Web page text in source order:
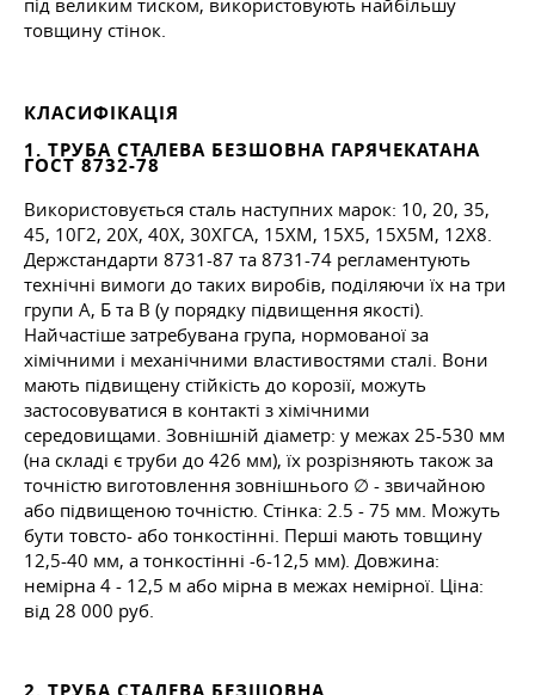
під великим тиском, використовують найбільшу
товщину стінок.
КЛАСИФІКАЦІЯ
1. ТРУБА СТАЛЕВА БЕЗШОВНА ГАРЯЧЕКАТАНА
ГОСТ 8732-78
Використовується сталь наступних марок: 10, 20, 35,
45, 10Г2, 20Х, 40Х, 30ХГСА, 15ХМ, 15Х5, 15Х5М, 12Х8.
Держстандарти 8731-87 та 8731-74 регламентують
технічні вимоги до таких виробів, поділяючи їх на три
групи А, Б та В (у порядку підвищення якості).
Найчастіше затребувана група, нормованої за
хімічними і механічними властивостями сталі. Вони
мають підвищену стійкість до корозії, можуть
застосовуватися в контакті з хімічними
середовищами. Зовнішній діаметр: у межах 25-530 мм
(на складі є труби до 426 мм), їх розрізняють також за
точністю виготовлення зовнішнього ∅ - звичайною
або підвищеною точністю. Стінка: 2.5 - 75 мм. Можуть
бути товсто- або тонкостінні. Перші мають товщину
12,5-40 мм, а тонкостінні -6-12,5 мм). Довжина:
немірна 4 - 12,5 м або мірна в межах немірної. Ціна:
від 28 000 руб.